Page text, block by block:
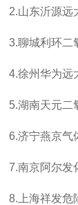
2.山东沂源远
3.聊城利环二
4.徐州华为远
5.湖南天元二
6.济宁燕京气
7.南京阿尔发
8. 上海祥发